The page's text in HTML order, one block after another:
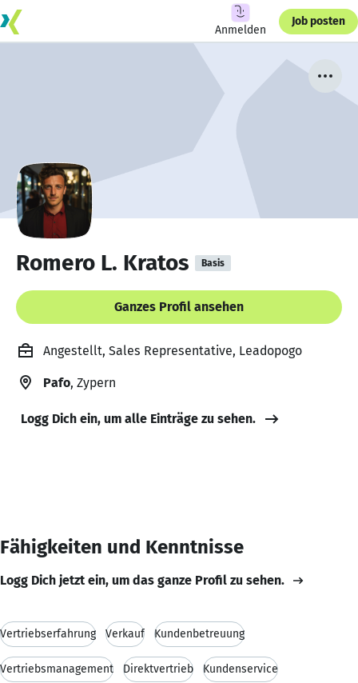
Anmelden
Job posten
Romero L. Kratos Basis
Ganzes Profil ansehen
Angestellt, Sales Representative, Leadopogo
Pafo, Zypern
Logg Dich ein, um alle Einträge zu sehen.
Fähigkeiten und Kenntnisse
Logg Dich jetzt ein, um das ganze Profil zu sehen.
Vertriebserfahrung Verkauf Kundenbetreuung
Vertriebsmanagement Direktvertrieb Kundenservice